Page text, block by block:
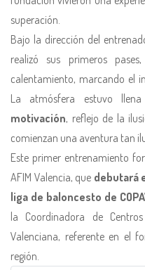
superación.
Bajo la dirección del
realizó sus primeros
calentamiento, marcando el
La atmósfera estuvo
motivación, reflejo de la
comienzan una aventura tan
Este primer entrenamiento
AFIM Valencia, que debutará
liga de baloncesto de
la Coordinadora de
Valenciana, referente en el
región.